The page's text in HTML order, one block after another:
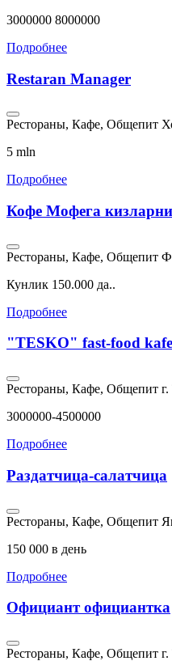
3000000 8000000
Подробнее
Restaran Manager
Рестораны, Кафе, Общепит
5 mln
Подробнее
Кофе Мофега
Рестораны, Кафе, Общепит
Кунлик 150.000 да..
Подробнее
"TESKO" fast-food
Рестораны, Кафе, Общепит
3000000-4500000
Подробнее
Раздатчица-салатчица
Рестораны, Кафе, Общепит
150 000 в день
Подробнее
Официант официантка
Рестораны, Кафе, Общепит